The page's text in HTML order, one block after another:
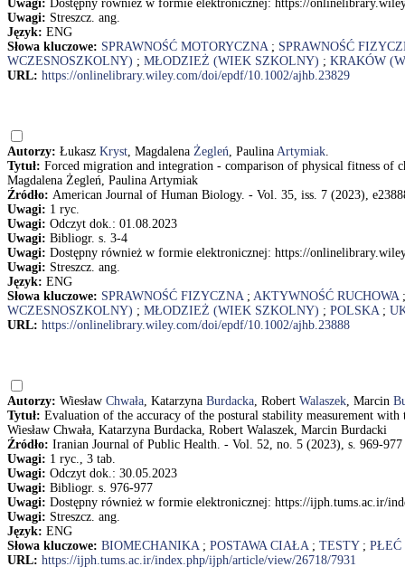
Uwagi: Dostępny również w formie elektronicznej: https://
Uwagi: Streszcz. ang.
Język: ENG
Słowa kluczowe: SPRAWNOŚĆ MOTORYCZNA; SPRAWNOŚĆ
WCZESNOSZKOLNY) ; MŁODZIEŻ (WIEK SZKOLNY) ; KRAKÓW
URL: https://onlinelibrary.wiley.com/doi/epdf/10.1002/ajhb.23829
Autorzy: Łukasz Kryst, Magdalena Żegleń, Paulina Artymiak.
Tytuł: Forced migration and integration - comparison of physical fitness of
Magdalena Żegleń, Paulina Artymiak
Źródło: American Journal of Human Biology. - Vol. 35, iss. 7 (2023),
Uwagi: 1 ryc.
Uwagi: Odczyt dok.: 01.08.2023
Uwagi: Bibliogr. s. 3-4
Uwagi: Dostępny również w formie elektronicznej: https://
Uwagi: Streszcz. ang.
Język: ENG
Słowa kluczowe: SPRAWNOŚĆ FIZYCZNA; AKTYWNOŚĆ RUCHOWA
WCZESNOSZKOLNY) ; MŁODZIEŻ (WIEK SZKOLNY) ; POLSKA;
URL: https://onlinelibrary.wiley.com/doi/epdf/10.1002/ajhb.23888
Autorzy: Wiesław Chwała, Katarzyna Burdacka, Robert Walaszek, Marcin
Tytuł: Evaluation of the accuracy of the postural stability measurement
Wiesław Chwała, Katarzyna Burdacka, Robert Walaszek, Marcin Burdacki
Źródło: Iranian Journal of Public Health. - Vol. 52, no. 5 (2023), s. 969-977
Uwagi: 1 ryc., 3 tab.
Uwagi: Odczyt dok.: 30.05.2023
Uwagi: Bibliogr. s. 976-977
Uwagi: Dostępny również w formie elektronicznej: https://ijph.tums.ac.ir/
Uwagi: Streszcz. ang.
Język: ENG
Słowa kluczowe: BIOMECHANIKA; POSTAWA CIAŁA; TESTY; PŁEĆ
URL: https://ijph.tums.ac.ir/index.php/ijph/article/view/26718/7931